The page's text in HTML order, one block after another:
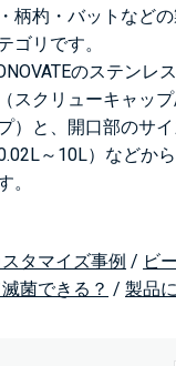
柄杓・バットなど
ゴリです。
のステンレ
スクリューキャッ
）と、開口部のサ
0.02L～10L）などか
。
タマイズ事例 / ビ
菌できる？ / 製品